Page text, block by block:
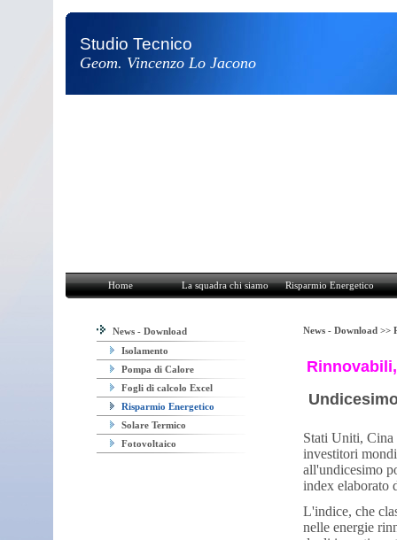
Studio Tecnico
Geom. Vincenzo Lo Jacono
Home La squadra chi siamo Risparmio Energetico Attività e
News - Download
Isolamento
Pompa di Calore
Fogli di calcolo Excel
Risparmio Energetico
Solare Termico
Fotovoltaico
News - Download >>
Stati Uniti, Cina
investitori
all'undicesimo
index elaborato
L'indice, che
nelle energie
Home La squadra chi siamo Risparmio Energetico